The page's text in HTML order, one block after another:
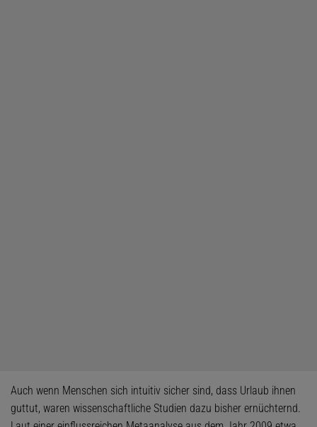
Auch wenn Menschen sich intuitiv sicher sind, dass Urlaub ihnen
guttut, waren wissenschaftliche Studien dazu bisher ernüchternd.